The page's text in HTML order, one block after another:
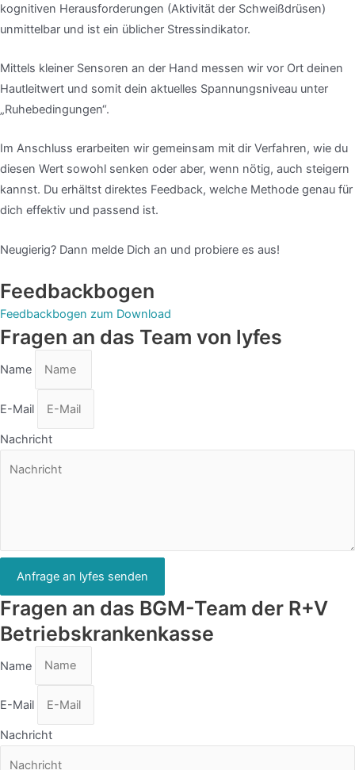
kognitiven Herausforderungen (Aktivität der Schweißdrüsen)
unmittelbar und ist ein üblicher Stressindikator.
Mittels kleiner Sensoren an der Hand messen wir vor Ort deinen
Hautleitwert und somit dein aktuelles Spannungsniveau unter
„Ruhebedingungen“.
Im Anschluss erarbeiten wir gemeinsam mit dir Verfahren, wie du
diesen Wert sowohl senken oder aber, wenn nötig, auch steigern
kannst. Du erhältst direktes Feedback, welche Methode genau für
dich effektiv und passend ist.
Neugierig? Dann melde Dich an und probiere es aus!
Feedbackbogen
Feedbackbogen zum Download
Fragen an das Team von lyfes
Name
E-Mail
Nachricht
Anfrage an lyfes senden
Fragen an das BGM-Team der R+V
Betriebskrankenkasse
Name
E-Mail
Nachricht